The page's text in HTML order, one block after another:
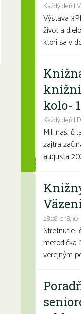
Každý deň |
Výstava
život a
ktorí sa v
kolo-
Každý deň |
Milí naši
zajtra
augusta
28.08. o
Stretnutie
metodička
verejným